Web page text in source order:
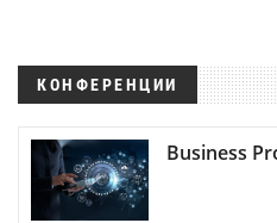
КОНФЕРЕНЦИИ
Business